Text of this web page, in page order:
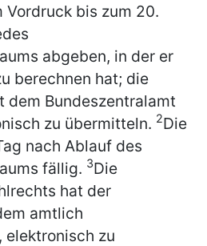
bis zum 20.
abgeben, in der er
berechnen hat; die
dem Bundeszentralamt
zu übermitteln. 2Die
nach Ablauf des
fällig. 3Die
hat der
amtlich
elektronisch zu